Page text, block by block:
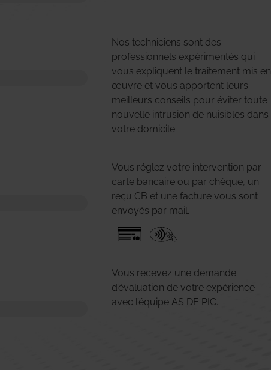
Nos techniciens sont des
professionnels expérimentés qui
vous expliquent le traitement mis en
œuvre et vous apportent leurs
meilleurs conseils pour éviter toute
nouvelle intrusion de nuisibles dans
votre domicile.
Vous réglez votre intervention par
carte bancaire ou par chèque, un
reçu CB et une facture vous sont
envoyés par mail.
Vous recevez une demande
d’évaluation de votre expérience
avec l’équipe AS DE PIC.